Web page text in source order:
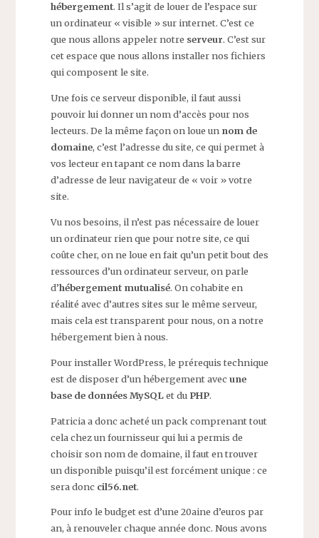
hébergement. Il s’agit de louer de l’espace sur
un ordinateur « visible » sur internet. C’est ce
que nous allons appeler notre serveur. C’est sur
cet espace que nous allons installer nos fichiers
qui composent le site.
Une fois ce serveur disponible, il faut aussi
pouvoir lui donner un nom d’accès pour nos
lecteurs. De la même façon on loue un nom de
domaine, c’est l’adresse du site, ce qui permet à
vos lecteur en tapant ce nom dans la barre
d’adresse de leur navigateur de « voir » votre
site.
Vu nos besoins, il n’est pas nécessaire de louer
un ordinateur rien que pour notre site, ce qui
coûte cher, on ne loue en fait qu’un petit bout des
ressources d’un ordinateur serveur, on parle
d’hébergement mutualisé. On cohabite en
réalité avec d’autres sites sur le même serveur,
mais cela est transparent pour nous, on a notre
hébergement bien à nous.
Pour installer WordPress, le prérequis technique
est de disposer d’un hébergement avecune
base de données MySQLet du PHP.
Patricia a donc acheté un pack comprenant tout
cela chez un fournisseur qui lui a permis de
choisir son nom de domaine, il faut en trouver
un disponible puisqu’il est forcément unique : ce
sera donc cil56.net.
Pour info le budget est d’une 20aine d’euros par
an, à renouveler chaque année donc. Nous avons